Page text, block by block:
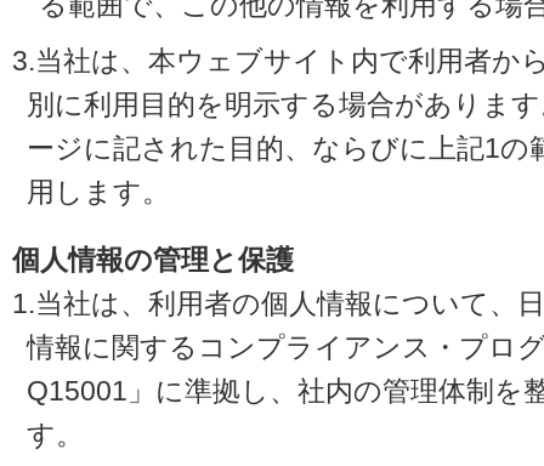
3.当社は、本ウェブサイト内で利用者か
別に利用目的を明示する場合がありま
ージに記された目的、ならびに上記1の
用します。
個人情報の管理と保護
1.当社は、利用者の個人情報について、
情報に関するコンプライアンス・プロ
Q15001」に準拠し、社内の管理体制を
す。